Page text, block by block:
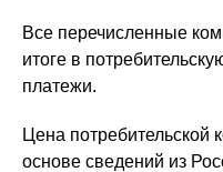
Все перечисленные
итоге в
платежи.
Цена потребительской
основе сведений из